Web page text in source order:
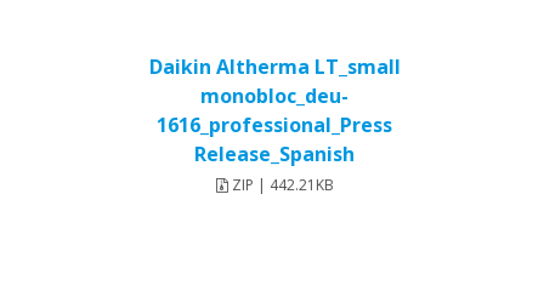
Daikin Altherma LT_small
monobloc_deu-
1616_professional_Press
Release_Spanish
ZIP | 442.21KB